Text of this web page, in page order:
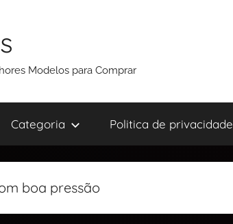
Modelos para Comprar
Categoria Politica de privacidade
boa pressão